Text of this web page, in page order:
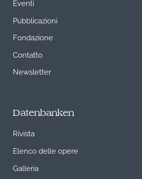
Eventi
Pubblicazioni
Fondazione
Contatto
Newsletter
Datenbanken
Rivista
Elenco delle opere
Galleria